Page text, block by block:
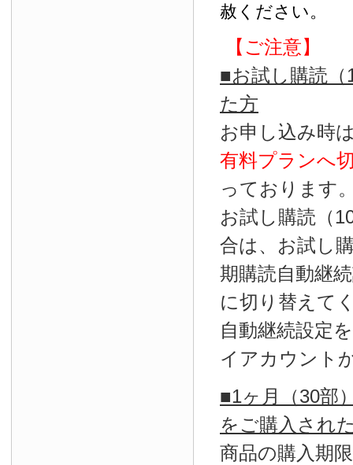
赦ください。
【ご注意】
■お試し購読
た方
お申し込み時
有料プランへ
っております
お試し購読（
合は、お試し
期購読自動継
に切り替えて
自動継続設定
イアカウント
■1ヶ月（30部
をご購入され
商品の購入期